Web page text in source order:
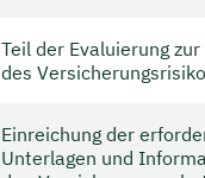
Teil der Evaluierung
des
Einreichung der
Unterlagen und